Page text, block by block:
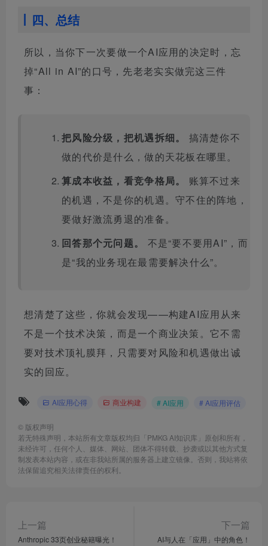
四、总结
所以，当你下一次要做一个AI应用的决定时，忘
掉“All in AI”的口号，先老老实实做完这三件
事：
把风险分级，把机遇拆细。
搞清楚你不
做的代价是什么，做的天花板在哪里。
算成本收益，看竞争格局。
账算不过来
的机遇，不是你的机遇。守不住的阵地，
要做好激流勇退的准备。
回答那个元问题。
不是“要不要用AI”，而
是“我的业务现在最需要解决什么”。
想清楚了这些，你就会发现——构建AI应用从来
不是一个技术决策，而是一个商业决策。它不需
要对技术顶礼膜拜，只需要对风险和机遇做出诚
实的回应。
AI应用心得 商业构建 # AI应用 # AI应用评估
© 版权声明
若无特殊声明，本站所有文章版权均归「PMKG AI知识库」原创和所有，
未经许可，任何个人、媒体、网站、团体不得转载、抄袭或以其他方式复
制发表本站内容，或在非我站所属的服务器上建立镜像。否则，我站将依
法保留追究相关法律责任的权利。
上一篇
Anthropic 33页创业秘籍曝光！
下一篇
AI与人在「应用」中的角色！